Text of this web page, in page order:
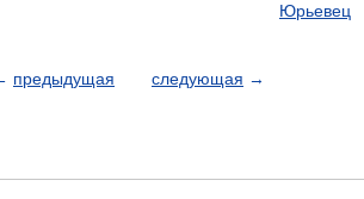
Юрьевец
предыдущая следующая →